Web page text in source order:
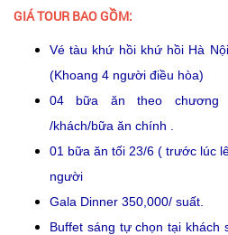
GIÁ TOUR BAO GỒM:
Vé tàu khứ hồi khứ hồi Hà
(Khoang 4 người điều hòa)
04 bữa ăn theo chương
/khách/bữa ăn chính .
01 bữa ăn tối 23/6 ( trước lúc
người
Gala Dinner 350,000/ suất.
Buffet sáng tự chọn tại khách